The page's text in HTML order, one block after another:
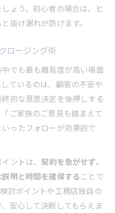
ょう。初心者の場合は、ヒ
抜け漏れが防げます。
ロージング術
でも最も難易度が高い場面
ているのは、顧客の不安や
的な意思決定を後押しする
ご家族のご意見も踏まえて
ったフォローが効果的で
ントは、 契約を急がせず、
明と時間を確保する ことで
討ポイントや工務店独自の
安心して決断してもらえま